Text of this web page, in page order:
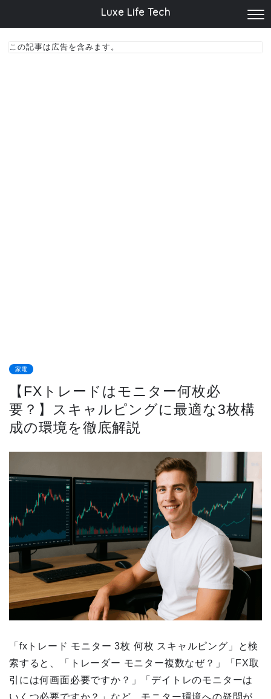
Luxe Life Tech
この記事は広告を含みます。
家電
【FXトレードはモニター何枚必
要？】スキャルピングに最適な3枚構
成の環境を徹底解説
「fxトレード モニター 3枚 何枚 スキャルピング」と検
索すると、「トレーダー モニター複数なぜ？」「FX取
引には何画面必要ですか？」「デイトレのモニターは
いくつ必要ですか？」など、モニター環境への疑問が